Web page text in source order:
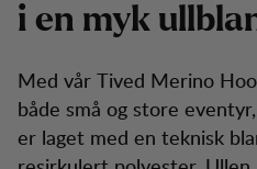
i en myk ullbla
Med vår Tived Merino
både små og store
er laget med en teknisk